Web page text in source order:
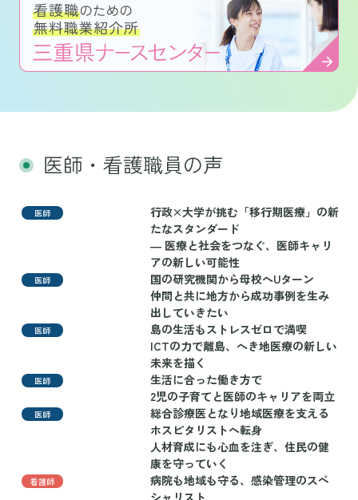
医師・看護職員の声
医師
行政×大学が挑む「移行期医療」の新
たなスタンダード
― 医療と社会をつなぐ、医師キャリ
アの新しい可能性
医師
国の研究機関から母校へUターン
仲間と共に地方から成功事例を生み
出していきたい
医師
島の生活もストレスゼロで満喫
ICTの力で離島、へき地医療の新しい
未来を描く
医師
生活に合った働き方で
2児の子育てと医師のキャリアを両立
医師
総合診療医となり地域医療を支える
ホスピタリストへ転身
人材育成にも心血を注ぎ、住民の健
康を守っていく
看護師
病院も地域も守る、感染管理のスペ
シャリスト